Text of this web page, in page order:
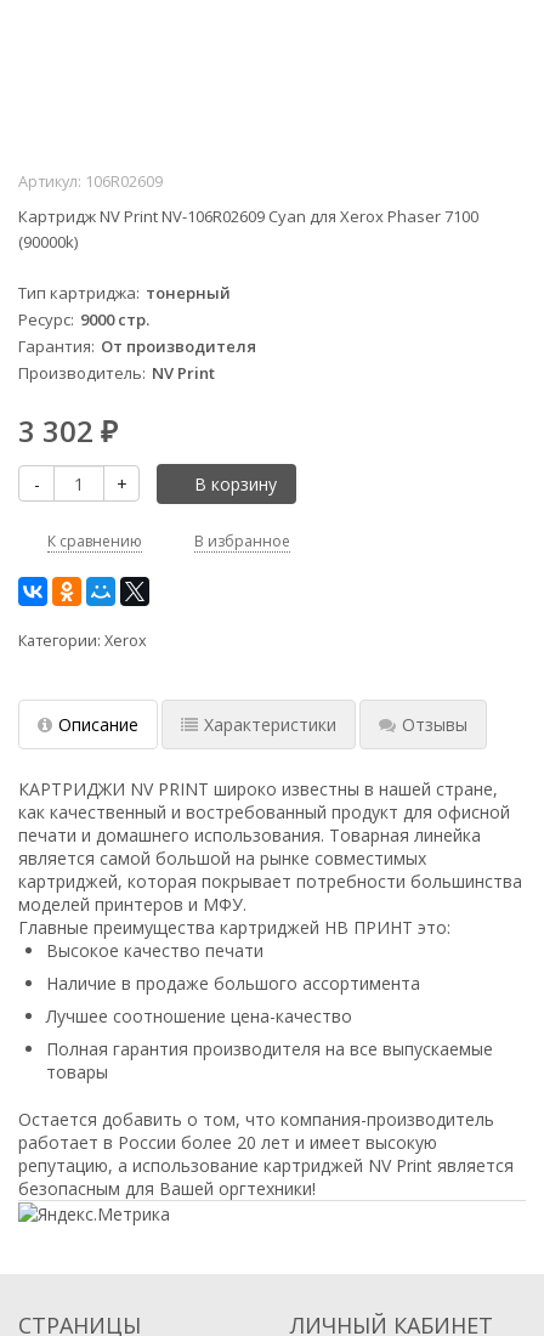
Артикул: 106R02609
Картридж NV Print NV-106R02609 Cyan для Xerox Phaser 7100
(90000k)
Тип картриджа тонерный
Ресурс 9000 стр.
Гарантия От производителя
Производитель NV Print
3 302 ₽
- + В корзину
К сравнению В избранное
Категории: Xerox
Описание Характеристики Отзывы
КАРТРИДЖИ NV PRINT широко известны в нашей стране,
как качественный и востребованный продукт для офисной
печати и домашнего использования. Товарная линейка
является самой большой на рынке совместимых
картриджей, которая покрывает потребности большинства
моделей принтеров и МФУ.
Главные преимущества картриджей НВ ПРИНТ это:
Высокое качество печати
Наличие в продаже большого ассортимента
Лучшее соотношение цена-качество
Полная гарантия производителя на все выпускаемые
товары
Остается добавить о том, что компания-производитель
работает в России более 20 лет и имеет высокую
репутацию, а использование картриджей NV Print является
безопасным для Вашей оргтехники!
СТРАНИЦЫ ЛИЧНЫЙ КАБИНЕТ